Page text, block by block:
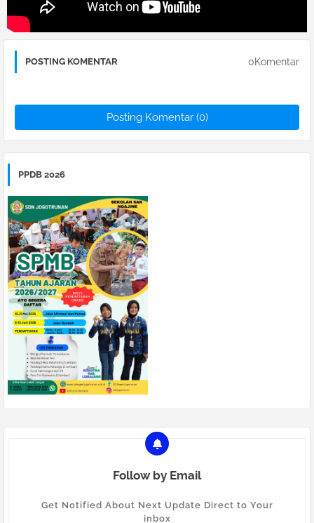
POSTING KOMENTAR 0Komentar
Posting Komentar (0)
PPDB 2026
Follow by Email
Get Notified About Next Update Direct to Your
inbox